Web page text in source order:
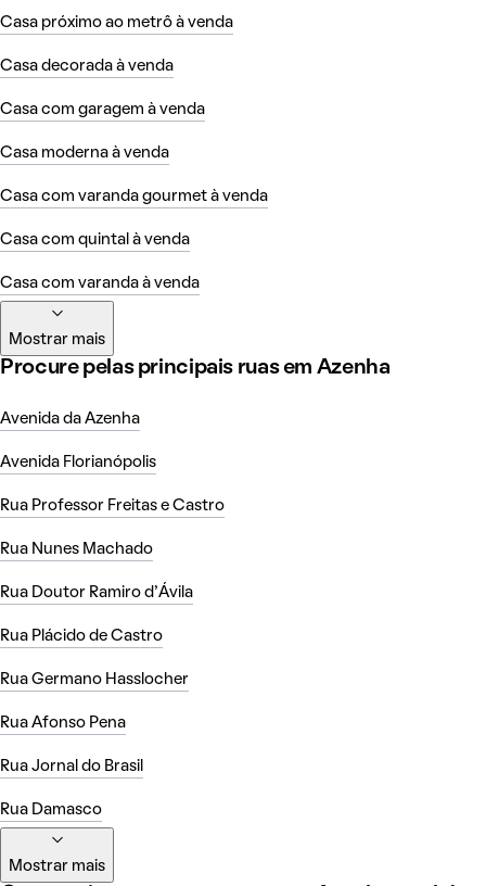
Casa próximo ao metrô à venda
Casa decorada à venda
Casa com garagem à venda
Casa moderna à venda
Casa com varanda gourmet à venda
Casa com quintal à venda
Casa com varanda à venda
Mostrar mais
Procure pelas principais ruas em Azenha
Avenida da Azenha
Avenida Florianópolis
Rua Professor Freitas e Castro
Rua Nunes Machado
Rua Doutor Ramiro d'Ávila
Rua Plácido de Castro
Rua Germano Hasslocher
Rua Afonso Pena
Rua Jornal do Brasil
Rua Damasco
Mostrar mais